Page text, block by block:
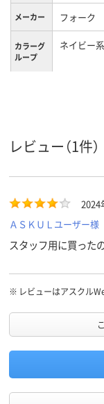
メーカー フォーク
カラーグ
ループ
ネイビー系
レビュー（1件）
2024
ＡＳＫＵＬユーザー様
スタッフ用に買った
※ レビューはアスクル